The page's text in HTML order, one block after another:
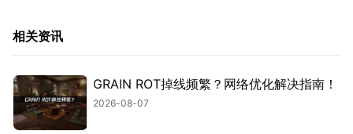
相关资讯
GRAIN ROT掉线频繁？网络优化解决指南！
2026-08-07